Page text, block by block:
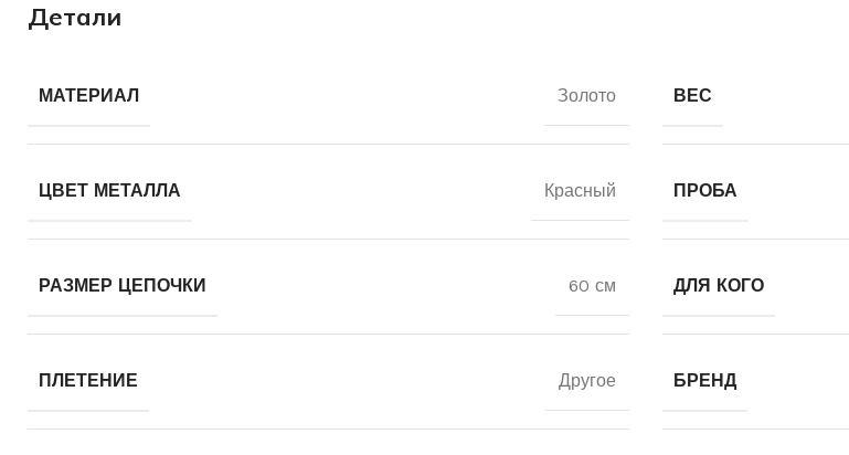
Детали
МАТЕРИАЛ Золото ВЕС
ЦВЕТ МЕТАЛЛА Красный ПРОБА
РАЗМЕР ЦЕПОЧКИ 60 см ДЛЯ КОГО
ПЛЕТЕНИЕ Другое БРЕНД